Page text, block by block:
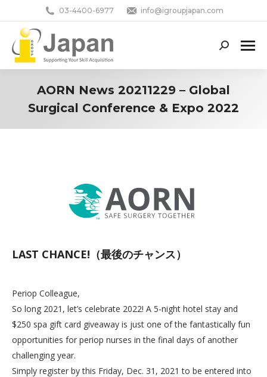
03-4400-6977 info@igroupjapan.com
Search:
AORN News 20211229 – Global
Surgical Conference & Expo 2022
LAST CHANCE!（最後のチャンス）
Periop Colleague,
So long 2021, let’s celebrate 2022! A 5-night hotel stay and
$250 spa gift card giveaway is just one of the fantastically fun
opportunities for periop nurses in the final days of another
challenging year.
Simply register by this Friday, Dec. 31, 2021 to be entered into